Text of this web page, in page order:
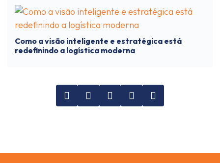
Como a visão inteligente e estratégica está
redefinindo a logística moderna